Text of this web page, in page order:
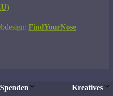
FindYourNose
Spenden
Kreatives